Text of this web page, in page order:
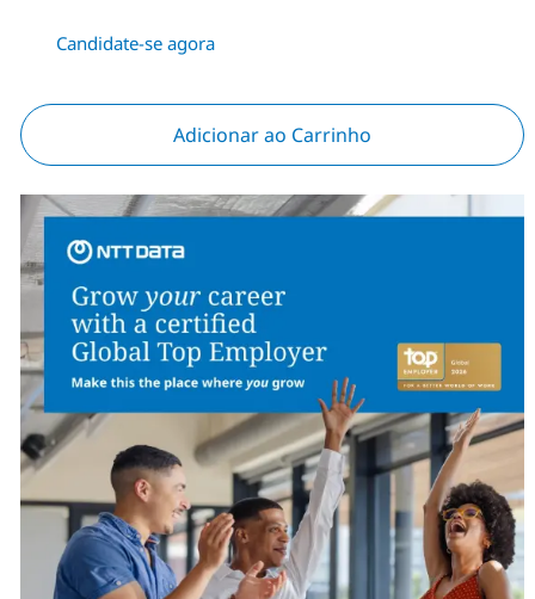
Candidate-se agora
Adicionar ao Carrinho